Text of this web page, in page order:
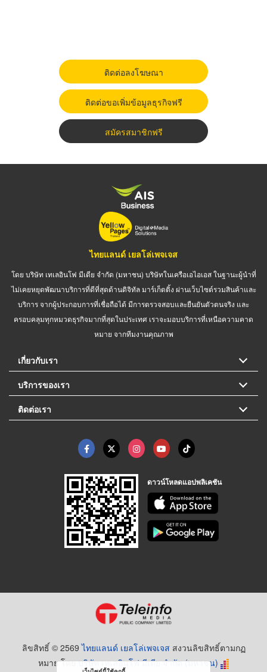
ติดต่อลงโฆษณา
ติดต่อขอเพิ่มข้อมูลธุรกิจฟรี
สมัครสมาชิกฟรี
ไทยแลนด์ เยลโล่เพจเจส
โดย บริษัท เทเลอินโฟ มีเดีย จำกัด (มหาชน) บริษัทในเครือเอไอเอส ในฐานะผู้นำที่
ไม่เคยหยุดพัฒนาบริการที่ดีที่สุดด้านดิจิทัล มาร์เก็ตติ้ง ผ่านเว็บไซต์รวมสินค้าและ
บริการ จากผู้ประกอบการที่เชื่อถือได้ มีการตรวจสอบและยืนยันตัวตนจริง และ
ครอบคลุมทุกหมวดธุรกิจมากที่สุดในประเทศ เราจะมอบบริการที่เหนือความคาด
หมาย จากทีมงานคุณภาพ
เกี่ยวกับเรา
บริการของเรา
ติดต่อเรา
ดาวน์โหลดแอปพลิเคชัน
ลิขสิทธิ์ © 2569ไทยแลนด์ เยลโล่เพจเจส สงวนลิขสิทธิ์ตามกฏ
หมาย โดยบริษัท เทเลอินโฟ มีเดีย จำกัด (มหาชน)